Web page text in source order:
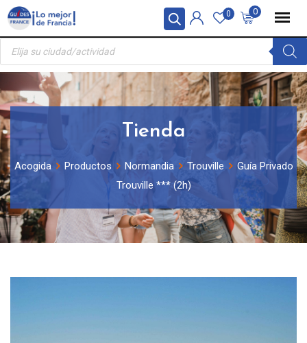
Panel de gestión de cookies
Skip
content
0
0
Búsqueda
productos
Tienda
Acogida Productos Normandia Trouville
Guía Privado
Trouville *** (2h)